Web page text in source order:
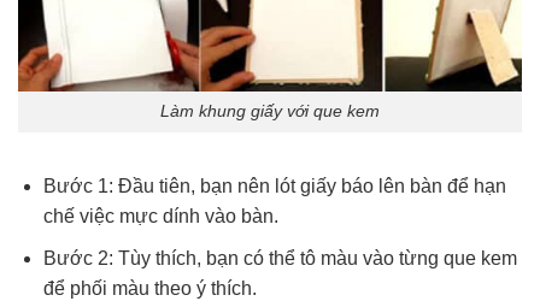
Làm khung giấy với que kem
Bước 1: Đầu tiên, bạn nên lót giấy báo lên bàn để hạn
chế việc mực dính vào bàn.
Bước 2: Tùy thích, bạn có thể tô màu vào từng que kem
để phối màu theo ý thích.